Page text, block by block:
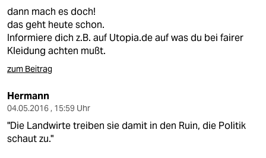
dann mach es doch!
das geht heute schon.
Informiere dich z.B. auf Utopia.de auf was du bei fairer
Kleidung achten mußt.
zum Beitrag
Hermann
04.05.2016 , 15:59 Uhr
"Die Landwirte treiben sie damit in den Ruin, die Politik
schaut zu."